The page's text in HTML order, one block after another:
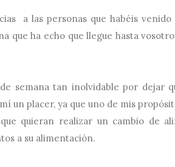
a las personas que habéis
que ha echo que llegue hasta
semana tan inolvidable por dejar
un placer, ya que uno de mis
quieran realizar un cambio de
a su alimentación.